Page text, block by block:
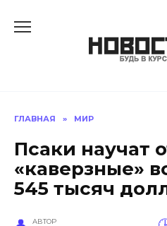
ГЛАВНАЯ » МИР
Псаки научат
«каверзные»
545 тысяч
АВТОР